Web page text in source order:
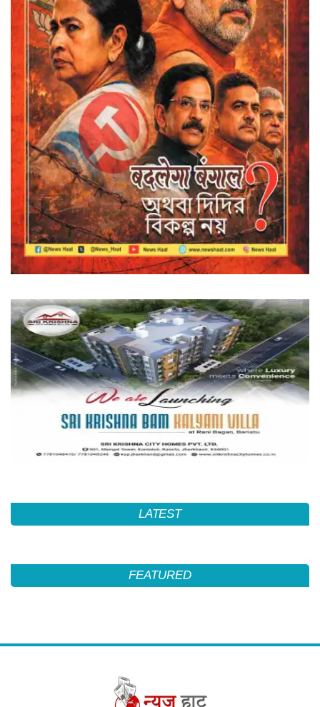
LATEST
FEATURED